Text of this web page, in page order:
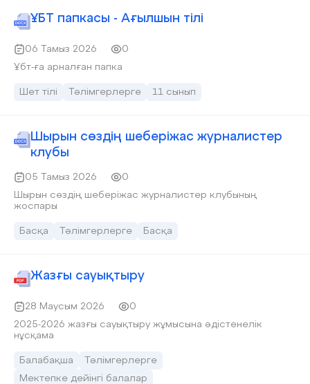
ҰБТ папкасы - Ағылшын тілі
06 Тамыз 2026
0
Ұбт-ға арналған папка
Шет тілі Тәлімгерлерге 11 сынып
Шырын сөздің шеберіжас журналистер
клубы
05 Тамыз 2026
0
Шырын сөздің шеберіжас журналистер клубының
жоспары
Басқа Тәлімгерлерге Басқа
Жазғы сауықтыру
28 Маусым 2026
0
2025-2026 жазғы сауықтыру жұмысына әдістенелік
нұсқама
Балабақша
Тәлімгерлерге
Мектепке дейінгі балалар